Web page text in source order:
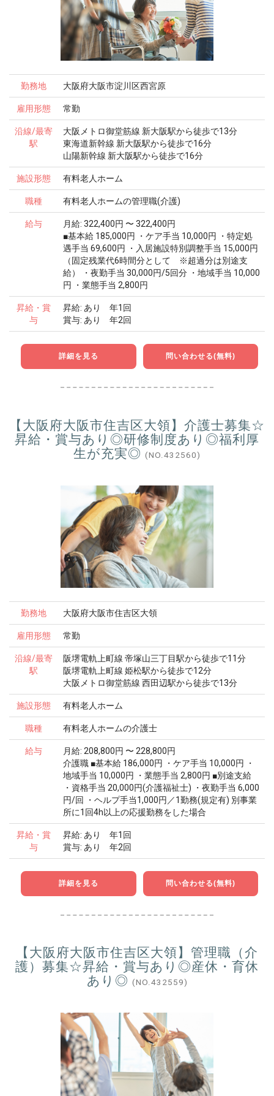
勤務地 大阪府大阪市淀川区西宮原
雇用形態 常勤
沿線/最寄
駅
大阪メトロ御堂筋線 新大阪駅から徒歩で13分
東海道新幹線 新大阪駅から徒歩で16分
山陽新幹線 新大阪駅から徒歩で16分
施設形態 有料老人ホーム
職種 有料老人ホームの管理職(介護)
給与
月給: 322,400円 〜 322,400円
■基本給 185,000円 ・ケア手当 10,000円 ・特定処
遇手当 69,600円 ・入居施設特別調整手当 15,000円
（固定残業代6時間分として ※超過分は別途支
給） ・夜勤手当 30,000円/5回分 ・地域手当 10,000
円 ・業態手当 2,800円
昇給・賞
与
昇給: あり 年1回
賞与: あり 年2回
詳細を見る 問い合わせる(無料)
【大阪府大阪市住吉区大領】介護士募集☆
昇給・賞与あり◎研修制度あり◎福利厚
生が充実◎ (NO.432560)
勤務地 大阪府大阪市住吉区大領
雇用形態 常勤
沿線/最寄
駅
阪堺電軌上町線 帝塚山三丁目駅から徒歩で11分
阪堺電軌上町線 姫松駅から徒歩で12分
大阪メトロ御堂筋線 西田辺駅から徒歩で13分
施設形態 有料老人ホーム
職種 有料老人ホームの介護士
給与
月給: 208,800円 〜 228,800円
介護職 ■基本給 186,000円 ・ケア手当 10,000円 ・
地域手当 10,000円 ・業態手当 2,800円 ■別途支給
・資格手当 20,000円(介護福祉士) ・夜勤手当 6,000
円/回 ・ヘルプ手当1,000円／1勤務(規定有) 別事業
所に1回4h以上の応援勤務をした場合
昇給・賞
与
昇給: あり 年1回
賞与: あり 年2回
詳細を見る 問い合わせる(無料)
【大阪府大阪市住吉区大領】管理職（介
護）募集☆昇給・賞与あり◎産休・育休
あり◎ (NO.432559)